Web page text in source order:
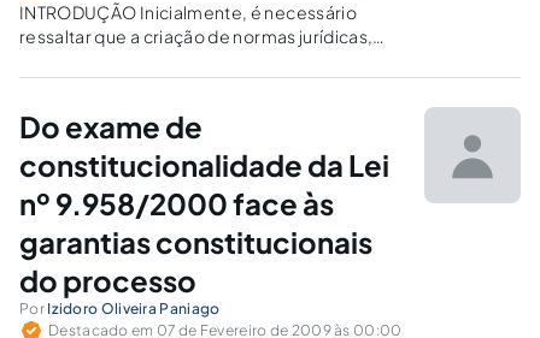
INTRODUÇÃO Inicialmente, é necessário
ressaltar que a criação de normas jurídicas,
monopólio estatal, haja vista este reconhecer
como: os costumes e, mais especificamente
dentro do âmbito…
Do exame de
constitucionalidade da Lei
nº 9.958/2000 face às
garantias constitucionais
do processo
Por Izidoro Oliveira Paniago
Destacado em 07 de Fevereiro de 2009 às 00:00